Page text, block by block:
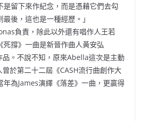
是留下來作紀念，而是憑藉它們去勾
後，這也是一種經歷。」
負責，除此以外還有唱作人王若
死撐》一曲是新晉作曲人黃安弘
品。不說不知，原來Abella這次是主動
於第二十二屆《CASH流行曲創作大
為James演繹《落差》一曲，更贏得